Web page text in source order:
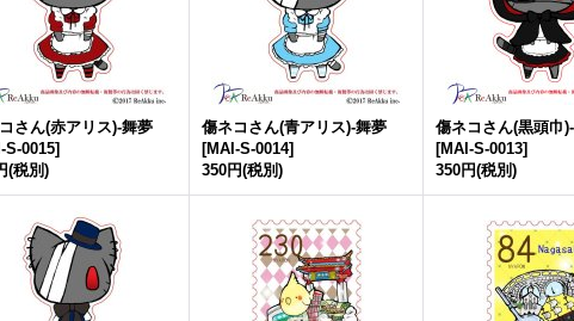
さん(赤アリス)-舞夢
S-0015]
(税別)
傷ネコさん(青アリス)-舞夢
[MAI-S-0014]
350円(税別)
傷ネコさん(黒頭巾
[MAI-S-0013]
350円(税別)